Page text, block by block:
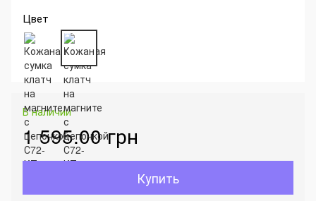
Цвет
В наличии
1 595.00 грн
Купить